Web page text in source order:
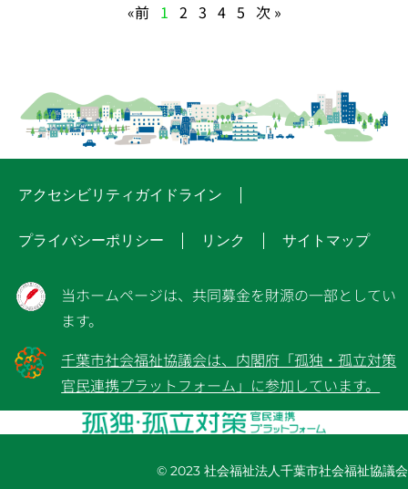
«前 1 2 3 4 5 次 »
アクセシビリティガイドライン
プライバシーポリシー リンク サイトマップ
当ホームページは、共同募金を財源の一部としてい
ます。
千葉市社会福祉協議会は、内閣府「孤独・孤立対策
官民連携プラットフォーム」に参加しています。
© 2023 社会福祉法人千葉市社会福祉協議会